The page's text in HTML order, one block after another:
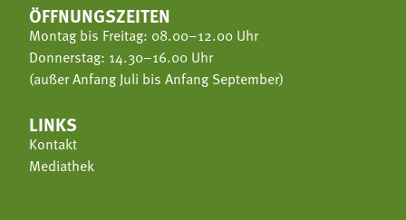
ÖFFNUNGSZEITEN
Montag bis Freitag: 08.00–12.00 Uhr
Donnerstag: 14.30–16.00 Uhr
(außer Anfang Juli bis Anfang September)
LINKS
Kontakt
Mediathek